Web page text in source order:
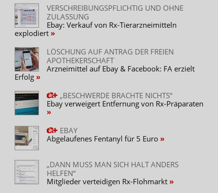
Trusted Flagger aufzutreten. Diesen Status erhalten
zertifizierte Organisationen, die im Rahmen des Digital
Services Act (DSA) der EU als Meldeinstanz für illegale
Online-Inhalte fungieren. Diese Organisationen haben
eine besondere Expertise in der Erkennung illegalen
Inhalten, die sie dann an Online-Plattformen melden.“
Laut Reinhard Rokitta vom Vorstand der Freien
Statistik:
Ebay: 1310 Angebote – 985 apothekenpflichtig,
325 rezeptpflichtig
Kleinanzeigen: 1765 Angebote – 990
apothekenpflichtig, 775 rezeptpflichtig
„Die Kanzlei wird auch zu Kleinanzeigen Kontakt
aufnehmen, da hier die Angebote sich häufen. Diese
Sparte gehört ja nicht mehr zu Ebay“, so Rokitta.
VERSCHREIBUNGSPFLICHTIG UND OHNE
ZULASSUNG
Ebay: Verkauf von Rx-Tierarzneimitteln
explodiert
LÖSCHUNG AUF ANTRAG DER FREIEN
APOTHEKERSCHAFT
Arzneimittel auf Ebay & Facebook: FA erzielt
Erfolg
„BESCHWERDE BRACHTE NICHTS“
Ebay verweigert Entfernung von Rx-Präparaten
EBAY
Abgelaufenes Fentanyl für 5 Euro
„DANN MUSS MAN SICH HALT ANDERS
HELFEN“
Mitglieder verteidigen Rx-Flohmarkt